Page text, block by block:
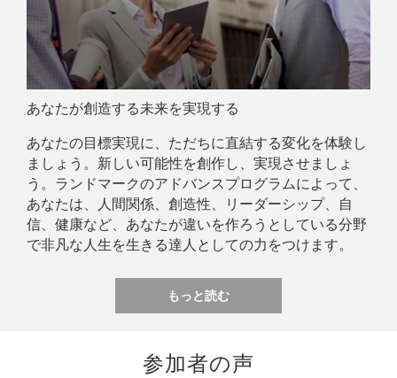
あなたが創造する未来を実現する
あなたの目標実現に、ただちに直結する変化を体験し
ましょう。新しい可能性を創作し、実現させましょ
う。ランドマークのアドバンスプログラムによって、
あなたは、人間関係、創造性、リーダーシップ、自
信、健康など、あなたが違いを作ろうとしている分野
で非凡な人生を生きる達人としての力をつけます。
もっと読む
参加者の声